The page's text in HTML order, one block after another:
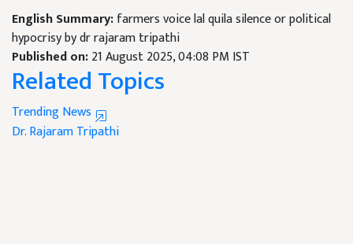
English Summary:farmers voice lal quila silence or political
hypocrisy by dr rajaram tripathi
Published on:21 August 2025, 04:08 PM IST
Related Topics
Trending News
Dr. Rajaram Tripathi